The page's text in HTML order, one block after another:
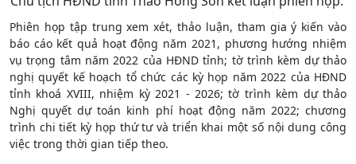
Phiên họp tập trung xem xét, thảo luận, tham gia ý kiến vào
báo cáo kết quả hoạt động năm 2021, phương hướng nhiệm
vụ trọng tâm năm 2022 của HĐND tỉnh; tờ trình kèm dự thảo
nghị quyết kế hoạch tổ chức các kỳ họp năm 2022 của HĐND
tỉnh khoá XVIII, nhiệm kỳ 2021 - 2026; tờ trình kèm dự thảo
Nghị quyết dự toán kinh phí hoạt động năm 2022; chương
trình chi tiết kỳ họp thứ tư và triển khai một số nội dung công
việc trong thời gian tiếp theo.